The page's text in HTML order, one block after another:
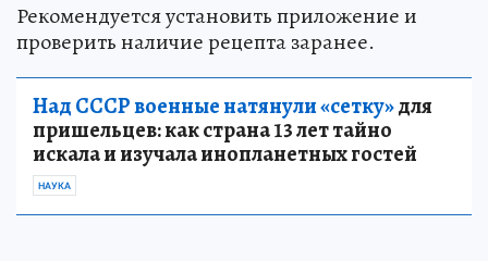
Рекомендуется установить приложение и
проверить наличие рецепта заранее.
Над СССР военные натянули «сетку»для
пришельцев: как страна 13 лет тайно
искала и изучала инопланетных гостей
НАУКА